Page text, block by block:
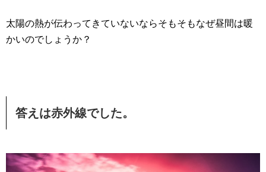
太陽の熱が伝わってきていないならそもそもなぜ昼間は暖
かいのでしょうか？
答えは赤外線でした。